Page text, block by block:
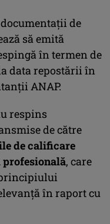
documentaţii de
să emită
în termen de
data repostării în
ANAP.
respins
de către
de calificare
, care
în raport cu